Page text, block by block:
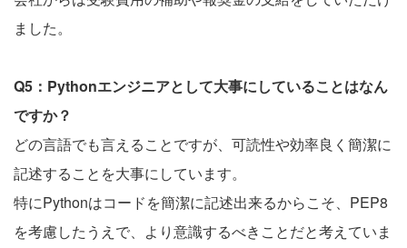
ました。
Q5：Pythonエンジニアとして大事にしていることはなん
ですか？
どの言語でも言えることですが、可読性や効率良く簡潔に
記述することを大事にしています。
特にPythonはコードを簡潔に記述出来るからこそ、PEP8
を考慮したうえで、より意識するべきことだと考えていま